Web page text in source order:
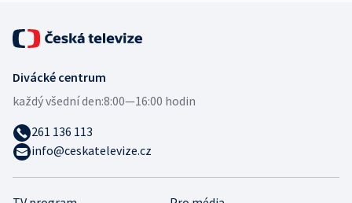
Divácké centrum
každý všední den:8:00—16:00 hodin
261 136 113
info@ceskatelevize.cz